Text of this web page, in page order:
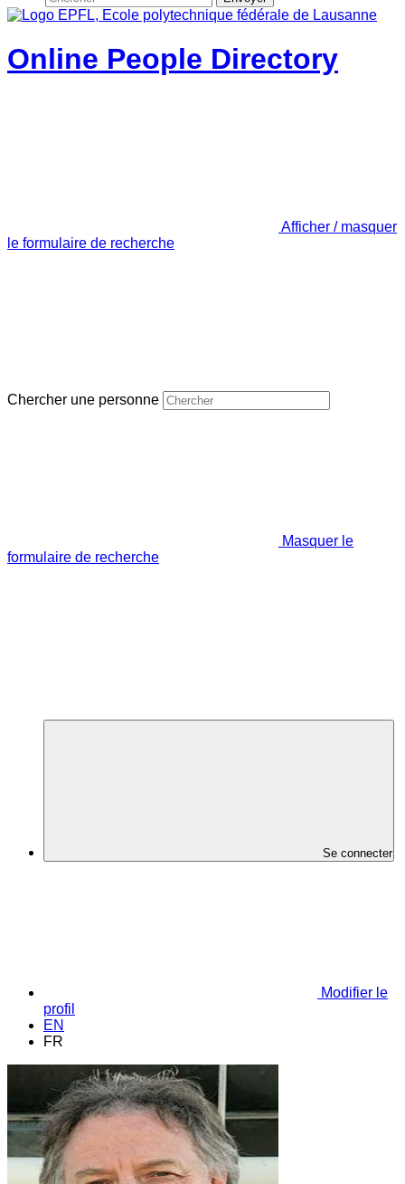
Online People Directory
Afficher / masquer
le formulaire de recherche
Chercher une personne
Masquer le
formulaire de recherche
Se connecter
Modifier le
profil
EN
FR